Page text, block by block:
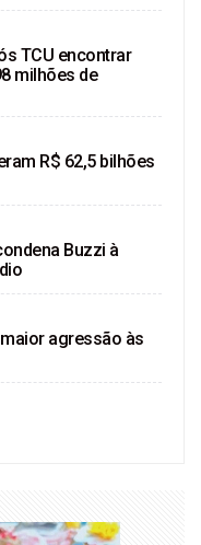
TCU encontrar
milhões de
R$ 62,5 bilhões
Buzzi à
agressão às